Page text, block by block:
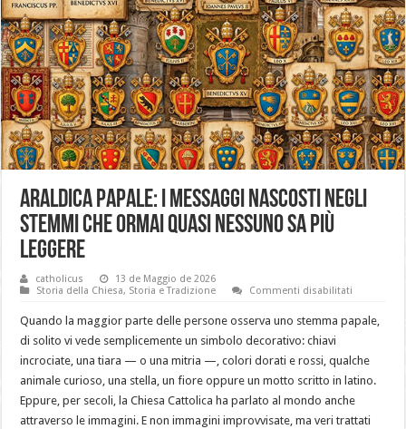
Araldica Papale: i messaggi nascosti negli
stemmi che ormai quasi nessuno sa più
leggere
catholicus
13 de Maggio de 2026
Storia della Chiesa, Storia e Tradizione Commenti disabilitati
Papale:
i
negli
che
ormai
quasi
nessuno
Quando la maggior parte delle persone osserva uno stemma papale,
di solito vi vede semplicemente un simbolo decorativo: chiavi
incrociate, una tiara — o una mitria —, colori dorati e rossi, qualche
animale curioso, una stella, un fiore oppure un motto scritto in latino.
Eppure, per secoli, la Chiesa Cattolica ha parlato al mondo anche
attraverso le immagini. E non immagini improvvisate, ma veri trattati